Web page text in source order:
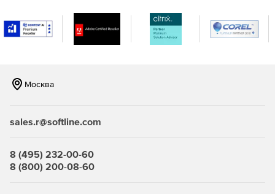
разными операционными системами. Поддержка
мониторинга серверов Windows, Linux, Solaris, HP UX и
IBM AIX.
SQL.
Мониторинг серверов на предмет нагрузки на
центральный процессор, память и жесткий диск,
сервисов, служб Windows, процессов,
Москва
sales.r@softline.com
8 (495) 232-00-60
8 (800) 200-08-60